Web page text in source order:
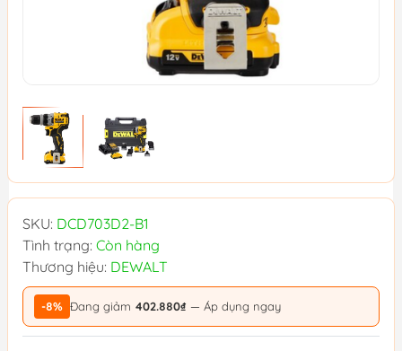
SKU: DCD703D2-B1
Tình trạng: Còn hàng
Thương hiệu: DEWALT
-8% Đang giảm 402.880₫ — Áp dụng ngay